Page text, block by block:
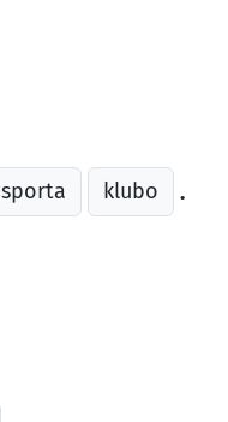
sporta klubo .